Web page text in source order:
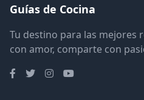
Guías de Cocina
Tu destino para las mejores
con amor, comparte con